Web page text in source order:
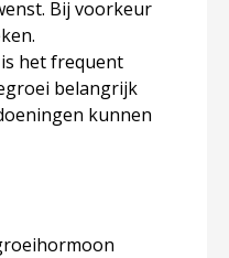
Bij voorkeur
het frequent
belangrijk
kunnen